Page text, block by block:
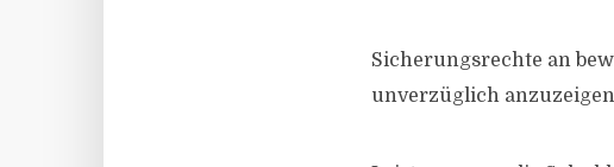
Sicherungsrechte an
unverzüglich anzuzeigen